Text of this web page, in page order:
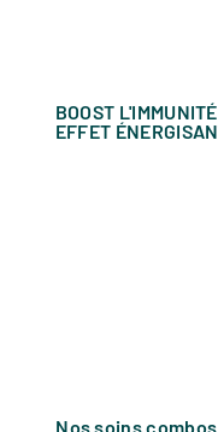
BOOST L'IMMUNITÉ
EFFET
Nos soins